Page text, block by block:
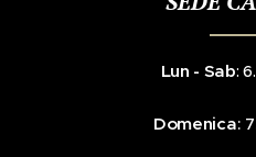
Lun - Sab:
Domenica: